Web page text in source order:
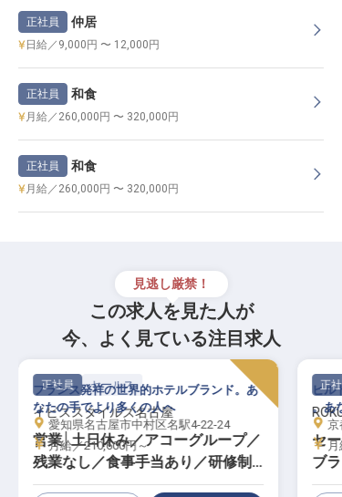
正社員 仲居
日給／9,000円 〜 12,000円
正社員 和食
月給／260,000円 〜 320,000円
正社員 和食
月給／260,000円 〜 320,000円
見逃し厳禁！
この求人を見た人が
今、よく見ている注目求人
正社員 セールス
イビススタイルズ名古屋
営業│土日休み／アコーグループ／
残業なし／食事手当あり／研修制
度充実
フランス発祥の世界的ホテルブランド。あ
なたの手でより多くの人へ
愛知県名古屋市中村区名駅4-22-24
月給／210,600円～
正社
セ
ブ
実）
ヒル
。あ
京